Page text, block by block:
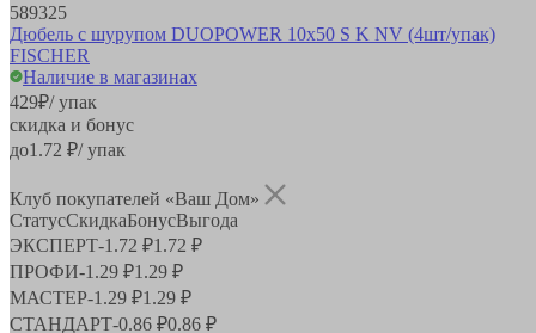
589325
Дюбель с шурупом DUOPOWER 10x50 S K NV (4шт/упак)
FISCHER
Наличие в магазинах
429₽/ упак
скидка и бонус
до1.72 ₽/ упак
Клуб покупателей «Ваш Дом»
СтатусСкидкаБонусВыгода
ЭКСПЕРТ-1.72 ₽1.72 ₽
ПРОФИ-1.29 ₽1.29 ₽
МАСТЕР-1.29 ₽1.29 ₽
СТАНДАРТ-0.86 ₽0.86 ₽